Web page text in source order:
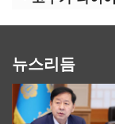
뉴스리듬